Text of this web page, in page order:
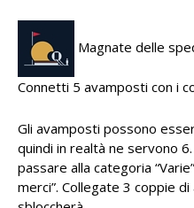
Magnate delle
Connetti 5 avamposti con i
Gli avamposti possono
quindi in realtà ne servono
passare alla categoria
merci”. Collegate 3 coppie